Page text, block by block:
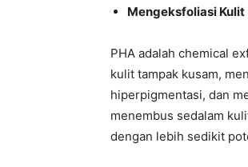
Mengeksfoliasi Kulit
PHA adalah chemical
kulit tampak kusam,
hiperpigmentasi, dan
menembus sedalam
dengan lebih sedikit